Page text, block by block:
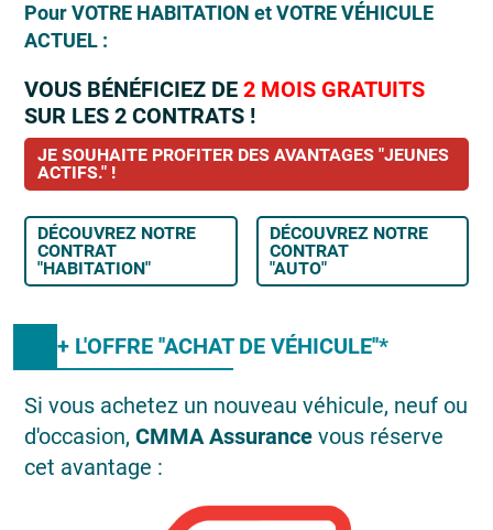
Pour VOTRE HABITATION et VOTRE VÉHICULE
ACTUEL :
VOUS BÉNÉFICIEZ DE 2 MOIS GRATUITS
SUR LES 2 CONTRATS !
JE SOUHAITE PROFITER DES AVANTAGES "JEUNES
ACTIFS." !
DÉCOUVREZ NOTRE
CONTRAT
"HABITATION"
DÉCOUVREZ NOTRE
CONTRAT
"AUTO"
+ L'OFFRE ''ACHAT DE VÉHICULE''*
Si vous achetez un nouveau véhicule, neuf ou
d'occasion, CMMA Assurance vous réserve
cet avantage :